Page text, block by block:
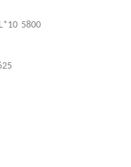
5800